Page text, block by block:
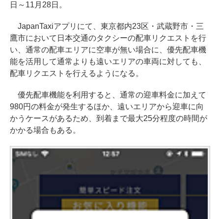
日～11月28日。
JapanTaxiアプリにて、東京都内23区・武蔵野市・三
鷹市において日本交通のタクシーの配車リクエストを行
い、通常の配車エリアに空車が無い場合に、優先配車機
能を活用して通常よりも遠いエリアの車両に対しても、
配車リクエストを行えるようになる。
優先配車機能を利用すると、通常の迎車料金に加えて
980円の料金が発生するほか、遠いエリアから迎車に向
かうケースがあるため、到着まで最大25分程度の時間が
かかる場合もある。